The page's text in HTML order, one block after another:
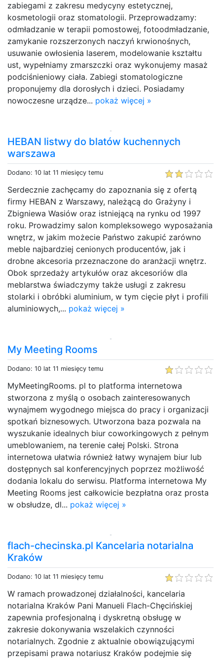
zabiegami z zakresu medycyny estetycznej,
kosmetologii oraz stomatologii. Przeprowadzamy:
odmładzanie w terapii pomostowej, fotoodmładzanie,
zamykanie rozszerzonych naczyń krwionośnych,
usuwanie owłosienia laserem, modelowanie kształtu
ust, wypełniamy zmarszczki oraz wykonujemy masaż
podciśnieniowy ciała. Zabiegi stomatologiczne
proponujemy dla dorosłych i dzieci. Posiadamy
nowoczesne urządze... pokaż więcej »
HEBAN listwy do blatów kuchennych
warszawa
Dodano: 10 lat 11 miesięcy temu
Serdecznie zachęcamy do zapoznania się z ofertą
firmy HEBAN z Warszawy, należącą do Grażyny i
Zbigniewa Wasiów oraz istniejącą na rynku od 1997
roku. Prowadzimy salon kompleksowego wyposażania
wnętrz, w jakim możecie Państwo zakupić zarówno
meble najbardziej cenionych producentów, jak i
drobne akcesoria przeznaczone do aranżacji wnętrz.
Obok sprzedaży artykułów oraz akcesoriów dla
meblarstwa świadczymy także usługi z zakresu
stolarki i obróbki aluminium, w tym cięcie płyt i profili
aluminiowych,... pokaż więcej »
My Meeting Rooms
Dodano: 10 lat 11 miesięcy temu
MyMeetingRooms. pl to platforma internetowa
stworzona z myślą o osobach zainteresowanych
wynajmem wygodnego miejsca do pracy i organizacji
spotkań biznesowych. Utworzona baza pozwala na
wyszukanie idealnych biur coworkingowych z pełnym
umeblowaniem, na terenie całej Polski. Strona
internetowa ułatwia również łatwy wynajem biur lub
dostępnych sal konferencyjnych poprzez możliwość
dodania lokalu do serwisu. Platforma internetowa My
Meeting Rooms jest całkowicie bezpłatna oraz prosta
w obsłudze, dl... pokaż więcej »
flach-checinska.pl Kancelaria notarialna
Kraków
Dodano: 10 lat 11 miesięcy temu
W ramach prowadzonej działalności, kancelaria
notarialna Kraków Pani Manueli Flach-Chęcińskiej
zapewnia profesjonalną i dyskretną obsługę w
zakresie dokonywania wszelakich czynności
notarialnych. Zgodnie z aktualnie obowiązującymi
przepisami prawa notariusz Kraków podejmie się